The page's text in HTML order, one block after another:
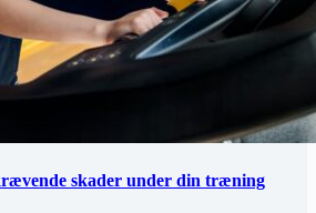
skader under din træning